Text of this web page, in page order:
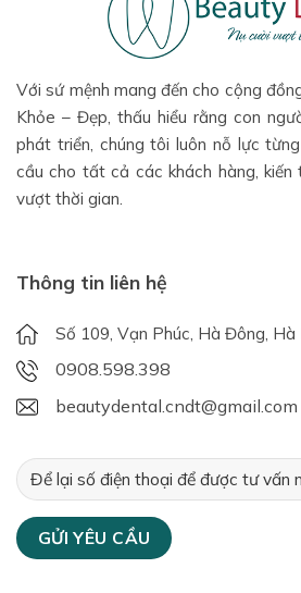
Với sứ mệnh mang đến cho cộng
Khỏe – Đẹp, thấu hiểu rằng con
phát triển, chúng tôi luôn nỗ lực
cầu cho tất cả các khách hàng, kiến
vượt thời gian.
Thông tin liên hệ
Số 109, Vạn Phúc, Hà Đông, Hà
0908.598.398
beautydental.cndt@gmail.com